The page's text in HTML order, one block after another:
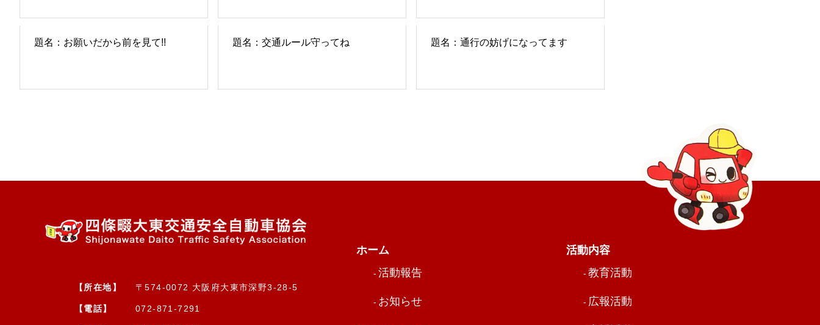
題名：お願いだから前を見て!! 題名：交通ルール守ってね 題名：通行の妨げになってます
【所在地】 〒574-0072 大阪府大東市深野3-28-5
【電話】 072-871-7291
ホーム
活動報告
お知らせ
活動内容
教育活動
広報活動